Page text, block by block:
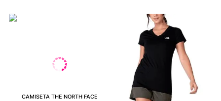
CAMISETA THE NORTH FACE